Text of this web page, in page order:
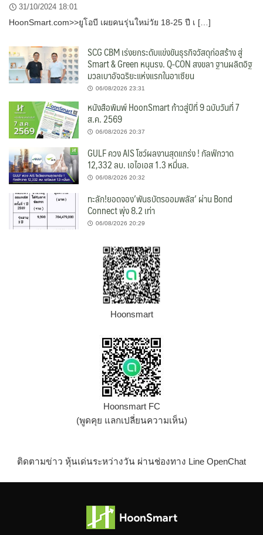
31/10/2024 18:01
HoonSmart.com>>ยูโอบี เผยคนรุ่นใหม่วัย 18-25 ปี เ […]
SCG CBM เร่งยกระดับแข่งขันธุรกิจวัสดุก่อสร้าง สู่
Smart & Green หนุนรง. Q-CON สงขลา ฐานผลิตอิฐ
มวลเบาอัจฉริยะแห่งแรกในอาเซียน
06/08/2026 23:31
หนังสือพิมพ์ HoonSmart ก้าวสู่ปีที่ 9 ฉบับวันที่ 7
ส.ค. 2569
06/08/2026 20:37
GULF ควง AIS โชว์ผลงานสุดแกร่ง ! กัลฟ์กวาด
12,332 ลบ. เอไอเอส 1.3 หมื่นล.
06/08/2026 20:32
ทะลัก!ยอดจอง’พันธบัตรออมพลัส’ ผ่าน Bond
Connect พุ่ง 8.2 เท่า
06/08/2026 20:29
Hoonsmart
Hoonsmart FC
(พูดคุย แลกเปลี่ยนความเห็น)
ติดตามข่าว หุ้นเด่นระหว่างวัน ผ่านช่องทาง Line OpenChat